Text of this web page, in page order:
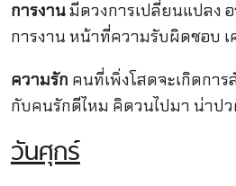
การงานมีดวงการเปลี่ยนแปลง
การงาน หน้าที่ความรับผิดชอบ เ
ความรัก คนที่เพิ่งโสดจะเกิดการ
กับคนรักดีไหม คิดวนไปมา น่าป
วันศุกร์